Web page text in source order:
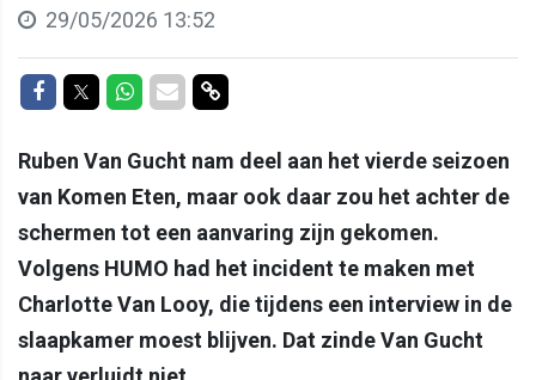
29/05/2026 13:52
Delen op Facebook
Delen op Twitter
Delen op Whatsapp
Delen via Mail
Delen via link
Ruben Van Gucht nam deel aan het vierde seizoen
van Komen Eten, maar ook daar zou het achter de
schermen tot een aanvaring zijn gekomen.
Volgens HUMO had het incident te maken met
Charlotte Van Looy, die tijdens een interview in de
slaapkamer moest blijven. Dat zinde Van Gucht